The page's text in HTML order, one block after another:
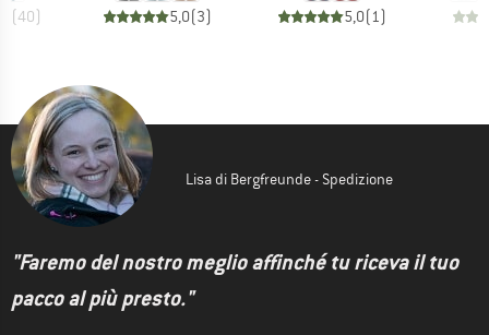
(40) 5,0(3) 5,0(1)
Lisa di Bergfreunde - Spedizione
"Faremo del nostro meglio affinché tu riceva il tuo
pacco al più presto."